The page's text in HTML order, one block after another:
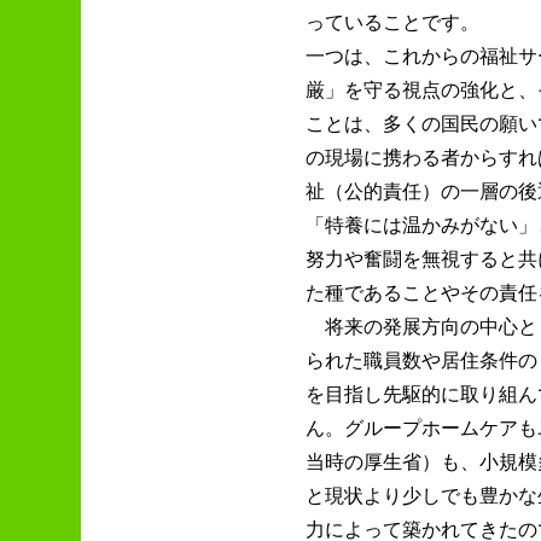
っていることです。
一つは、これからの福祉
厳」を守る視点の強化と
ことは、多くの国民の願
の現場に携わる者からす
祉（公的責任）の一層の
「特養には温かみがない
努力や奮闘を無視すると
た種であることやその責
将来の発展方向の中心と
られた職員数や居住条件
を目指し先駆的に取り組
ん。グループホームケア
当時の厚生省）も、小規
と現状より少しでも豊か
力によって築かれてきた